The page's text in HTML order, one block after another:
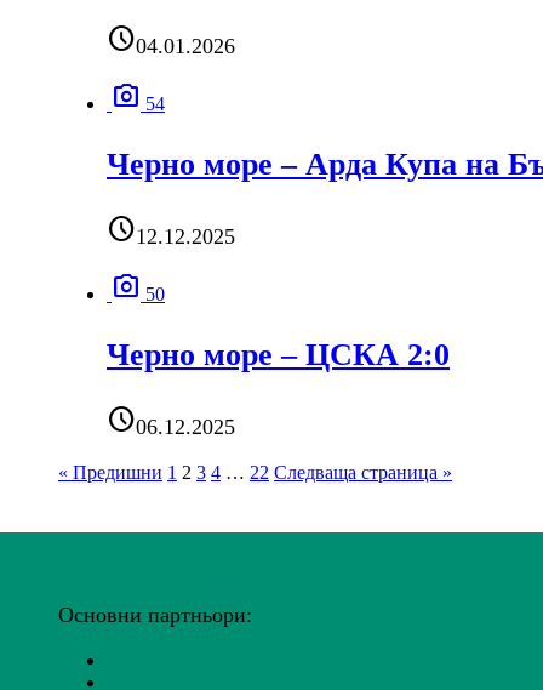
schedule04.01.2026
photo_camera 54
Черно море – Арда Купа на
schedule12.12.2025
photo_camera 50
Черно море – ЦСКА 2:0
schedule06.12.2025
« Предишни 1 2 3 4 … 22 Следваща страница »
Основни партньори: